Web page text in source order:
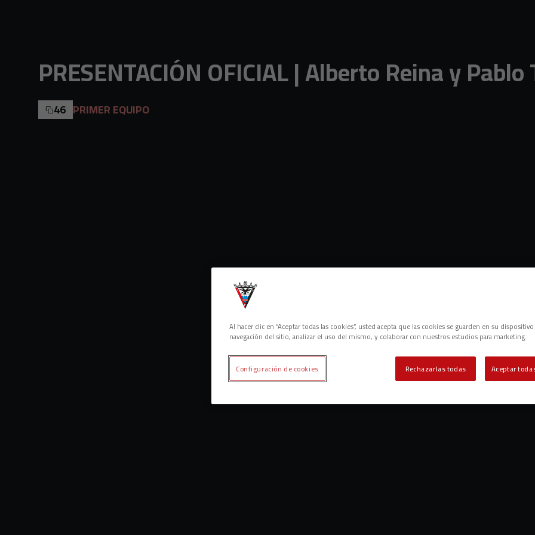
PRESENTACIÓN OFICIAL | Alberto Reina y Pablo
46 PRIMER EQUIPO
Al hacer clic en “Aceptar todas las cookies”, usted acepta que las cookies se guarden en su
navegación del sitio, analizar el uso del mismo, y colaborar con nuestros estudios para marketing.
Rechazarlas todas Aceptar
Configuración de cookies